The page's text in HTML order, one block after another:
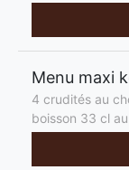
Menu maxi
4 crudités au
boisson 33 cl